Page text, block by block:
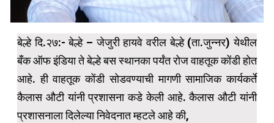
बेल्हे दि.२७:- बेल्हे – जेजुरी हायवे वरील बेल्हे (ता.जुन्नर) येथील
बँक ऑफ इंडिया ते बेल्हे बस स्थानका पर्यंत रोज वाहतूक कोंडी होत
आहे. ही वाहतूक कोंडी सोडवण्याची मागणी सामाजिक कार्यकर्ते
कैलास औटी यांनी प्रशासना कडे केली आहे. कैलास औटी यांनी
प्रशासनाला दिलेल्या निवेदनात म्हटले आहे की,